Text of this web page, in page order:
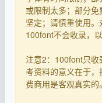
或限制太多；部分
坚定；请慎重使用。
100font不会收录，以
注意2：100font只
考资料的意义在于
费商用是客观真实的。